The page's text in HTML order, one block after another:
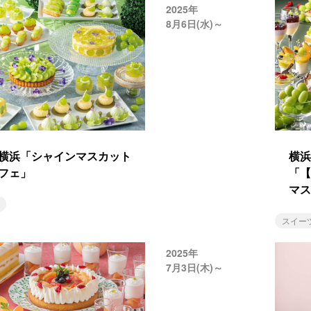
浜「シャインマスカット
ェ」
2025年
8月6日(水)～
横
「
マ
スイー
2025年
7月3日(木)～